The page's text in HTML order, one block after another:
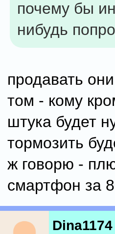
почему бы
нибудь
продавать
том - кому
штука будет
тормозить
ж говорю -
смартфон за
Dina1174